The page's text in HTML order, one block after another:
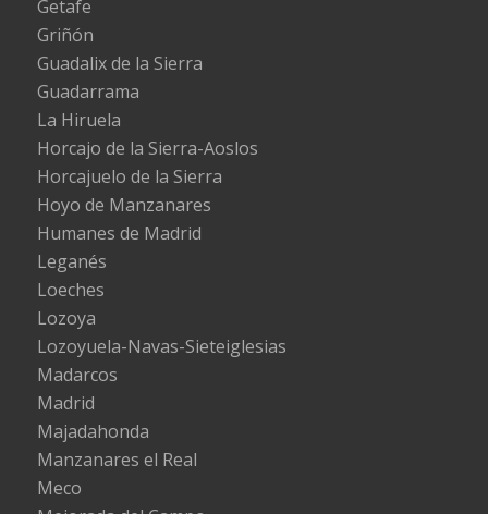
Getafe
Griñón
Guadalix de la Sierra
Guadarrama
La Hiruela
Horcajo de la Sierra-Aoslos
Horcajuelo de la Sierra
Hoyo de Manzanares
Humanes de Madrid
Leganés
Loeches
Lozoya
Lozoyuela-Navas-Sieteiglesias
Madarcos
Madrid
Majadahonda
Manzanares el Real
Meco